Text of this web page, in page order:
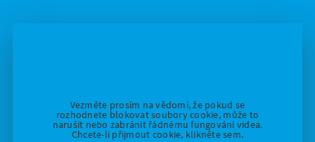
Vezměte prosím na vědomí, že pokud se
rozhodnete blokovat soubory cookie, může to
narušit nebo zabránit řádnému fungování videa.
Chcete-li přijmout cookie, klikněte sem.